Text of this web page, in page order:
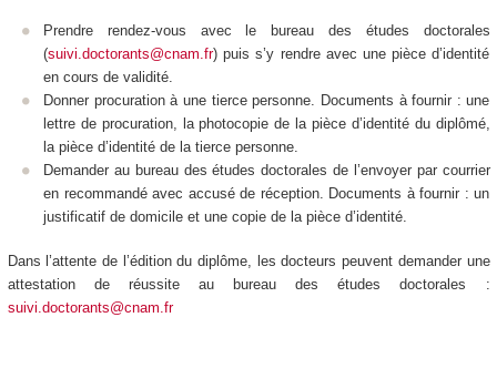
Prendre rendez-vous avec le bureau des études doctorales
(suivi.doctorants@cnam.fr) puis s’y rendre avec une pièce d’identité
en cours de validité.
Donner procuration à une tierce personne. Documents à fournir : une
lettre de procuration, la photocopie de la pièce d’identité du diplômé,
la pièce d’identité de la tierce personne.
Demander au bureau des études doctorales de l’envoyer par courrier
en recommandé avec accusé de réception. Documents à fournir : un
justificatif de domicile et une copie de la pièce d’identité.
Dans l’attente de l’édition du diplôme, les docteurs peuvent demander une
attestation de réussite au bureau des études doctorales :
suivi.doctorants@cnam.fr